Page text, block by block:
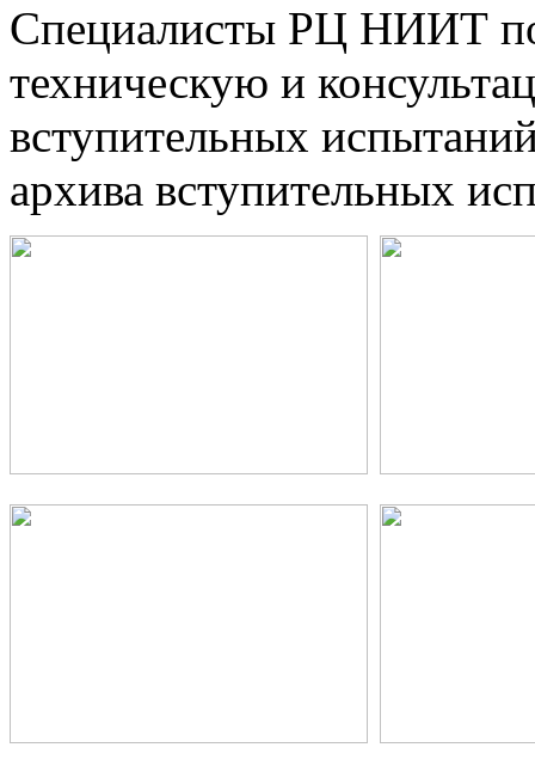
Специалисты РЦ НИИТ
техническую и
вступительных
архива вступительных